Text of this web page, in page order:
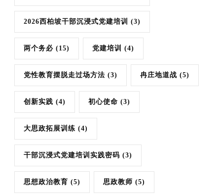
2026西柏坡干部沉浸式党建培训 (3)
两个务必 (15) 党建培训 (4)
党性教育摆脱走过场方法 (3) 冉庄地道战 (5)
创新实践 (4) 初心使命 (3)
大思政拓展训练 (4)
干部沉浸式党建培训实践密码 (3)
思想政治教育 (5) 思政教师 (5)